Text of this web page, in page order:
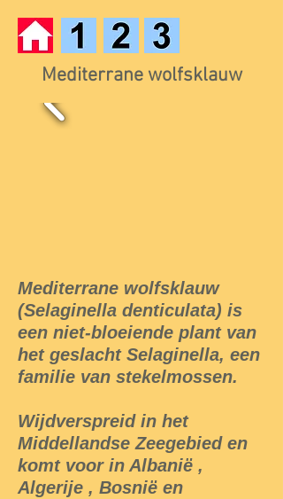
Mediterrane wolfsklauw
Mediterrane wolfsklauw
(Selaginella denticulata) is
een niet-bloeiende plant van
het geslacht Selaginella, een
familie van stekelmossen.
Wijdverspreid in het
Middellandse Zeegebied en
komt voor in Albanië ,
Algerije , Bosnië en